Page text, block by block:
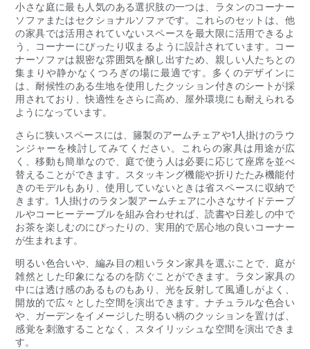
小さな庭に最も人気のある選択肢の一つは、ラタンのコーナー
ソファまたはセクショナルソファです。これらのセットは、他
の家具では活用されていないスペースを最大限に活用できるよ
う、コーナーにぴったり収まるように設計されています。コー
ナーソファは親密な雰囲気を醸し出すため、親しい人たちとの
集まりや静かなくつろぎの場に最適です。多くのデザインに
は、耐候性のある生地を使用したクッション付きのシートが採
用されており、快適性をさらに高め、屋外環境にも耐えられる
ようになっています。
さらに狭いスペースには、籐製のアームチェアや1人掛けのラウ
ンジャーを検討してみてください。これらの家具は用途が広
く、移動も簡単なので、庭で使う人は必要に応じて座席を並べ
替えることができます。スタッキング機能や折りたたみ機能付
きのモデルもあり、使用していないときは省スペースに収納で
きます。1人掛けのラタン製アームチェアに小さなサイドテーブ
ルやコーヒーテーブルを組み合わせれば、読書や日差しの中で
お茶を楽しむのにぴったりの、実用的で居心地の良いコーナー
が生まれます。
明るい色合いや、編み目の粗いラタン家具を選ぶことで、庭が
雑然とした印象になるのを防ぐことができます。ラタン家具の
中には透け感のあるものもあり、光を反射して風通しがよく、
開放的で広々とした空間を演出できます。ナチュラルな色合い
や、ガーデンをイメージした明るい柄のクッションを置けば、
感覚を刺激することなく、スタイリッシュな空間を演出できま
す。